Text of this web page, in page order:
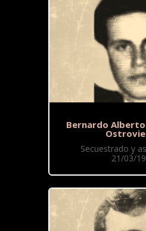
Bernardo
Secuestrado y
21/03/